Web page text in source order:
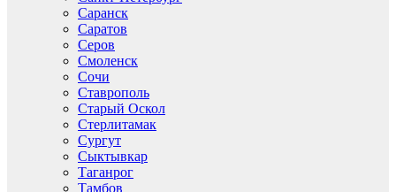
Саранск
Саратов
Серов
Смоленск
Сочи
Ставрополь
Старый Оскол
Стерлитамак
Сургут
Сыктывкар
Таганрог
Тамбов